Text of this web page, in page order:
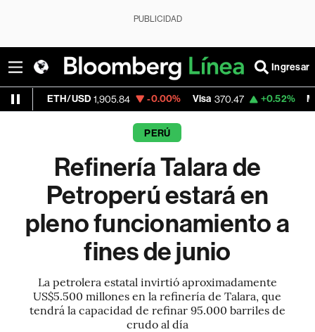
PUBLICIDAD
Ingresar
1,905.84 -0.00% Visa 370.47 +0.52% MercadoLibre
PERÚ
Refinería Talara de
Petroperú estará en
pleno funcionamiento a
fines de junio
La petrolera estatal invirtió aproximadamente
US$5.500 millones en la refinería de Talara, que
tendrá la capacidad de refinar 95.000 barriles de
crudo al día